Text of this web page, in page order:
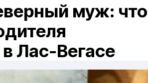
муж: что
Лас-Вегасе